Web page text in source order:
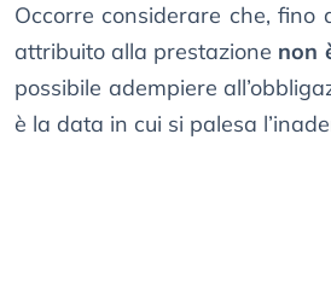
Occorre considerare che, fino
attribuito alla prestazione non
possibile adempiere
è la data in cui si palesa